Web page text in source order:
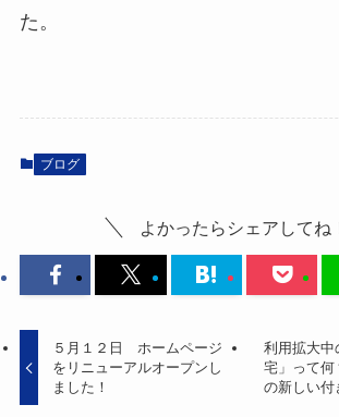
た。
ブログ
よかったらシェアしてね
５月１２日 ホームページ
をリニューアルオープンし
ました！
利用拡大中
宅」って何
の新しい付